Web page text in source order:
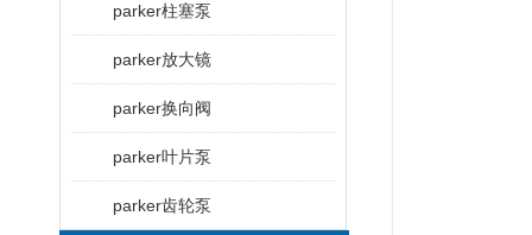
parker柱塞泵
parker放大镜
parker换向阀
parker叶片泵
parker齿轮泵